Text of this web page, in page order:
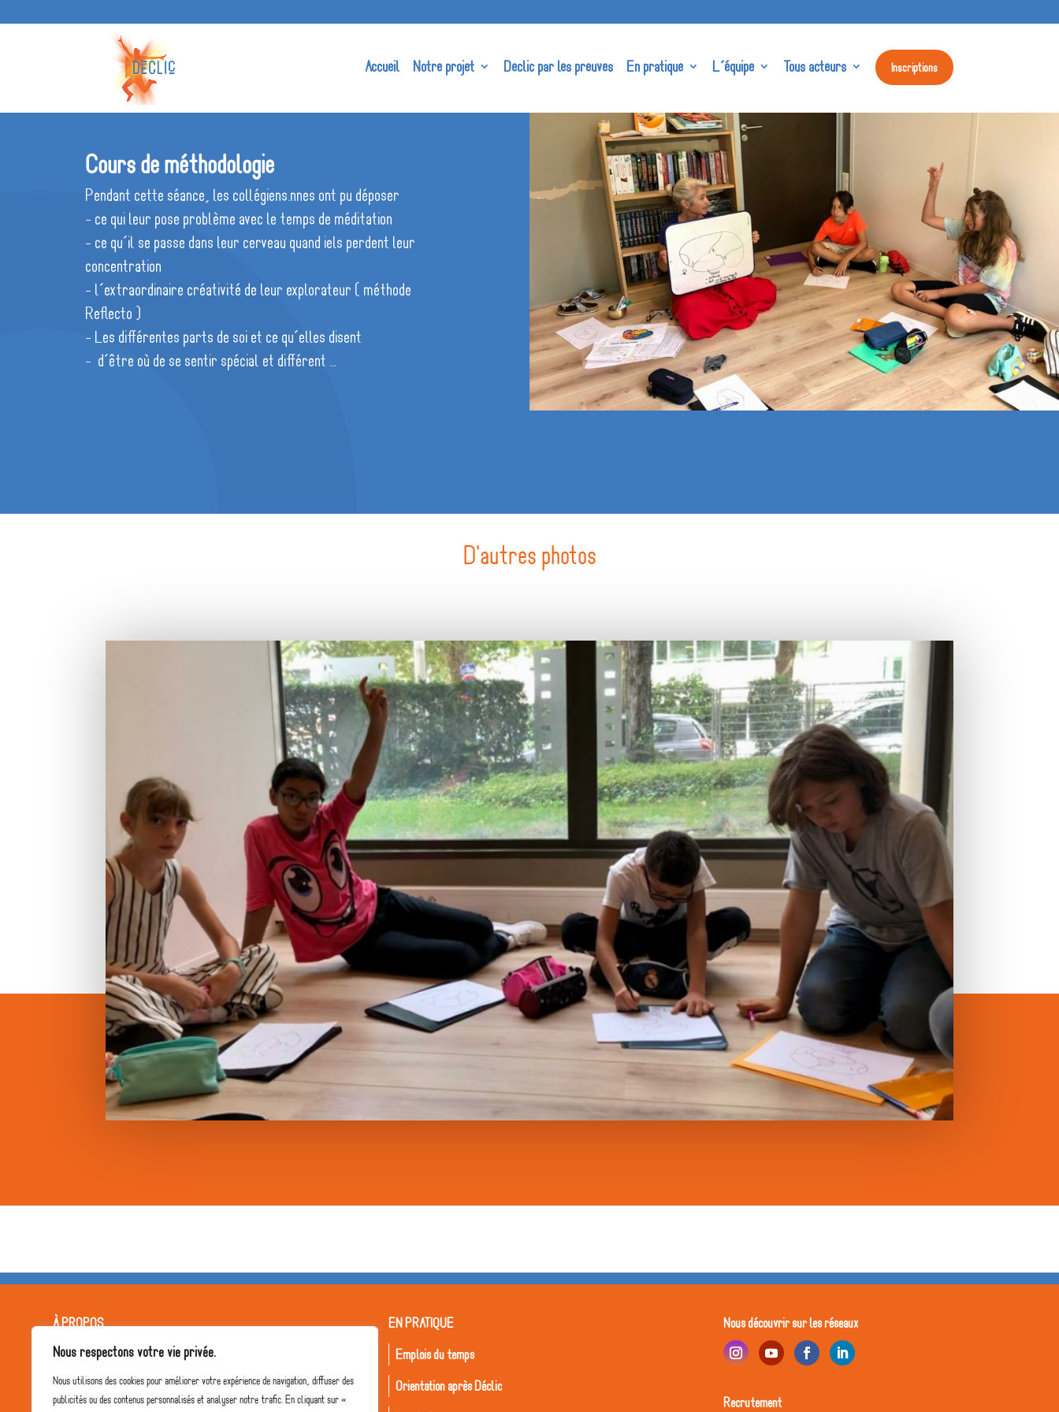
Nous respectons votre vie privée.
Nous utilisons des cookies pour améliorer votre expérience de navigation, diffuser des
publicités ou des contenus personnalisés et analyser notre trafic. En cliquant sur «
Accueil Notre projet Declic par les preuves En pratique L’équipe Tous acteurs Inscriptions
Cours de méthodologie
Pendant cette séance, les collégiens.nnes ont pu déposer
- ce qui leur pose problème avec le temps de méditation
- ce qu’il se passe dans leur cerveau quand iels perdent leur
concentration
- l’extraordinaire créativité de leur explorateur ( méthode
Reflecto )
- Les différentes parts de soi et ce qu’elles disent
- d’être où de se sentir spécial et différent …
D'autres photos
À PROPOS
L'équipe pédagogique
Notre projet
EN PRATIQUE
Emplois du temps
Orientation après Déclic
Nous découvrir sur les réseaux
Recrutement